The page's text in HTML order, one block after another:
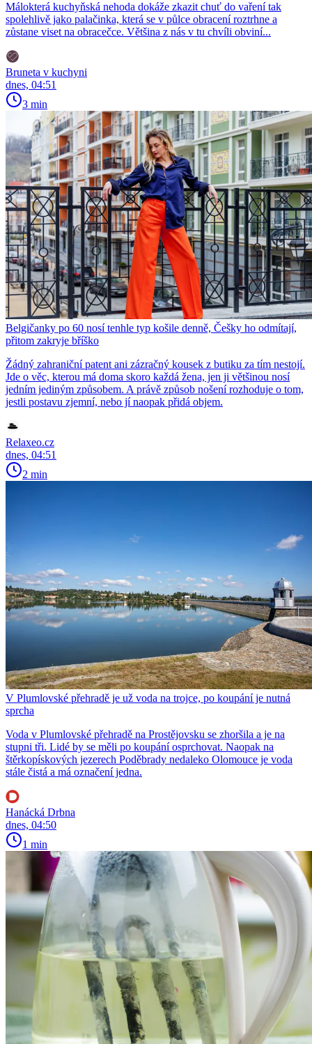
Málokterá kuchyňská nehoda dokáže zkazit chuť do vaření tak
spolehlivě jako palačinka, která se v půlce obracení roztrhne a
zůstane viset na obracečce. Většina z nás v tu chvíli obviní...
Bruneta v kuchyni
dnes, 04:51
3 min
Belgičanky po 60 nosí tenhle typ košile denně, Češky ho odmítají,
přitom zakryje bříško
Žádný zahraniční patent ani zázračný kousek z butiku za tím nestojí.
Jde o věc, kterou má doma skoro každá žena, jen ji většinou nosí
jedním jediným způsobem. A právě způsob nošení rozhoduje o tom,
jestli postavu zjemní, nebo jí naopak přidá objem.
Relaxeo.cz
dnes, 04:51
2 min
V Plumlovské přehradě je už voda na trojce, po koupání je nutná
sprcha
Voda v Plumlovské přehradě na Prostějovsku se zhoršila a je na
stupni tři. Lidé by se měli po koupání osprchovat. Naopak na
štěrkopískových jezerech Poděbrady nedaleko Olomouce je voda
stále čistá a má označení jedna.
Hanácká Drbna
dnes, 04:50
1 min